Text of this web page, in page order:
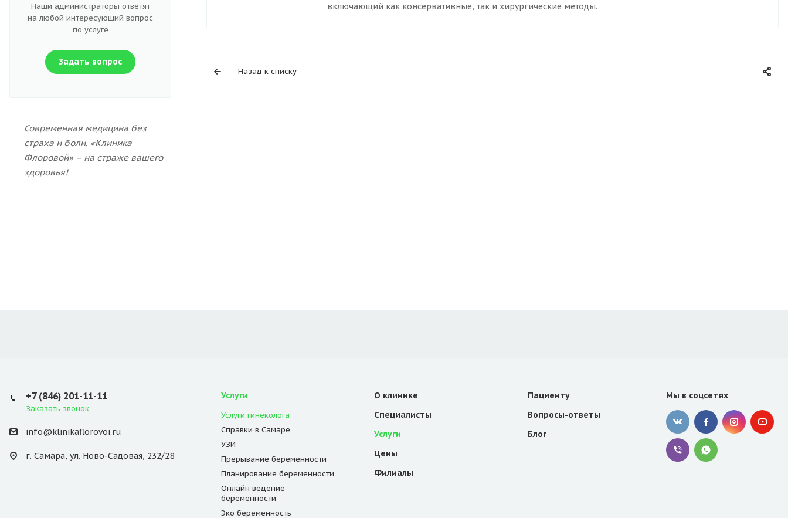
Наши администраторы ответят
на любой интересующий вопрос
по услуге
Задать вопрос
Современная медицина без
страха и боли. «Клиника
Флоровой» – на страже вашего
здоровья!
включающий как консервативные, так и хирургические методы.
Назад к списку
+7 (846) 201-11-11
Заказать звонок
info@klinikaflorovoi.ru
г. Самара, ул. Ново-Садовая, 232/28
Услуги
Услуги гинеколога
Справки в Самаре
УЗИ
Прерывание беременности
Планирование беременности
Онлайн ведение
беременности
Эко беременность
О клинике
Специалисты
Услуги
Цены
Филиалы
Пациенту
Вопросы-ответы
Блог
Мы в соцсетях